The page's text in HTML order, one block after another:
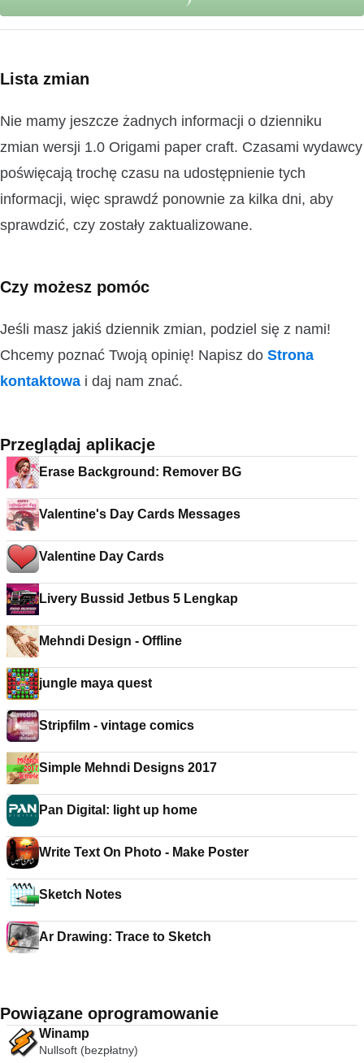
Lista zmian
Nie mamy jeszcze żadnych informacji o dzienniku
zmian wersji 1.0 Origami paper craft. Czasami wydawcy
poświęcają trochę czasu na udostępnienie tych
informacji, więc sprawdź ponownie za kilka dni, aby
sprawdzić, czy zostały zaktualizowane.
Czy możesz pomóc
Jeśli masz jakiś dziennik zmian, podziel się z nami!
Chcemy poznać Twoją opinię! Napisz do Strona
kontaktowa i daj nam znać.
Przeglądaj aplikacje
Erase Background: Remover BG
Valentine's Day Cards Messages
Valentine Day Cards
Livery Bussid Jetbus 5 Lengkap
Mehndi Design - Offline
jungle maya quest
Stripfilm - vintage comics
Simple Mehndi Designs 2017
Pan Digital: light up home
Write Text On Photo - Make Poster
Sketch Notes
Ar Drawing: Trace to Sketch
Powiązane oprogramowanie
Winamp
Nullsoft (bezpłatny)